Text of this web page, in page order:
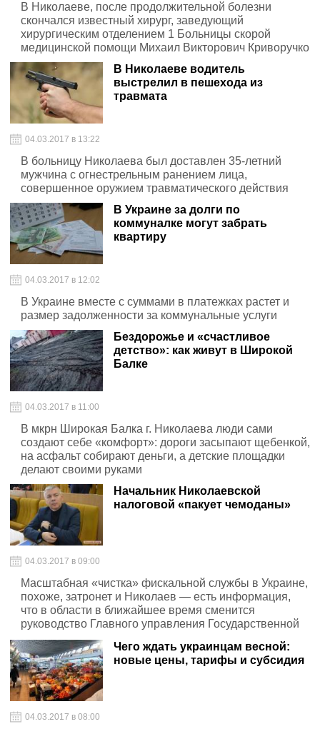
В Николаеве, после продолжительной болезни
скончался известный хирург, заведующий
хирургическим отделением 1 Больницы скорой
медицинской помощи Михаил Викторович Криворучко
В Николаеве водитель
выстрелил в пешехода из
травмата
04.03.2017 в 13:22
В больницу Николаева был доставлен 35-летний
мужчина с огнестрельным ранением лица,
совершенное оружием травматического действия
В Украине за долги по
коммуналке могут забрать
квартиру
04.03.2017 в 12:02
В Украине вместе с суммами в платежках растет и
размер задолженности за коммунальные услуги
Бездорожье и «счастливое
детство»: как живут в Широкой
Балке
04.03.2017 в 11:00
В мкрн Широкая Балка г. Николаева люди сами
создают себе «комфорт»: дороги засыпают щебенкой,
на асфальт собирают деньги, а детские площадки
делают своими руками
Начальник Николаевской
налоговой «пакует чемоданы»
04.03.2017 в 09:00
Масштабная «чистка» фискальной службы в Украине,
похоже, затронет и Николаев — есть информация,
что в области в ближайшее время сменится
руководство Главного управления Государственной
фискальной службы
Чего ждать украинцам весной:
новые цены, тарифы и субсидия
04.03.2017 в 08:00